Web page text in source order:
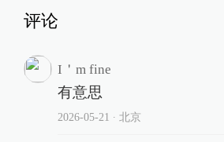
评论
I＇m fine
有意思
2026-05-21 ∙ 北京